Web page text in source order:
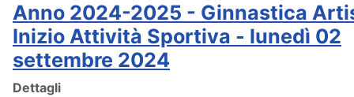
Anno 2024-2025 - Ginnastica
Inizio Attività Sportiva - lunedì 02
settembre 2024
Dettagli